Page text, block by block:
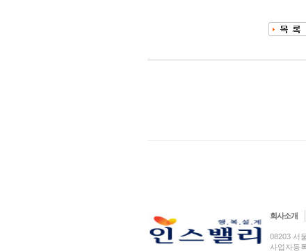
회사소개
08203 서
사업자등